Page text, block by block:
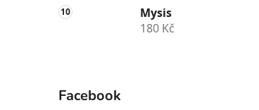
Mysis
180 Kč
Facebook